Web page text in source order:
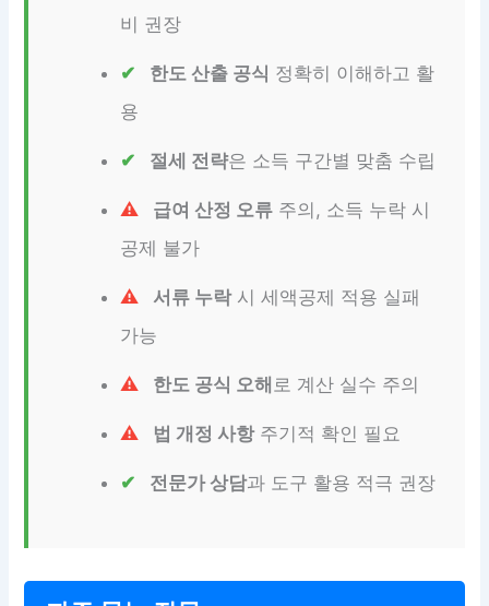
비 권장
한도 산출 공식 정확히 이해하고 활
용
절세 전략은 소득 구간별 맞춤 수립
급여 산정 오류 주의, 소득 누락 시
공제 불가
서류 누락시 세액공제 적용 실패
가능
한도 공식 오해 로 계산 실수 주의
법 개정 사항주기적 확인 필요
전문가 상담과 도구 활용 적극 권장